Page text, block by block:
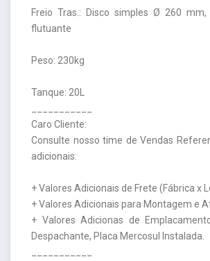
Freio Tras.: Disco simples Ø 260 mm,
flutuante
Peso: 230kg
Tanque: 20L
Caro Cliente:
Consulte nosso time de Vendas
adicionais:
+ Valores Adicionais de Frete (Fábrica x
+ Valores Adicionais para Montagem e
+ Valores Adicionas de
Despachante, Placa Mercosul Instalada.